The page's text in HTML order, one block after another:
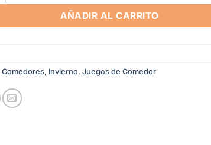
AÑADIR AL CARRITO
Comedores, Invierno, Juegos de Comedor